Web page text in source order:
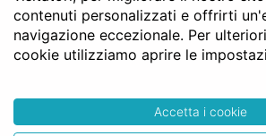
Art. 2438
contenuti personalizzati e offrirti
navigazione eccezionale. Per
cookie utilizziamo aprire le
Accetta i cookie